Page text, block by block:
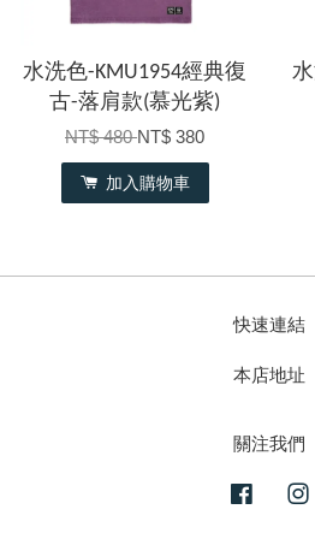
水洗色-KMU1954經典復
古-落肩款(慕光紫)
NT$ 480NT$ 380
加入購物車
快速連結
本店地址
關注我們